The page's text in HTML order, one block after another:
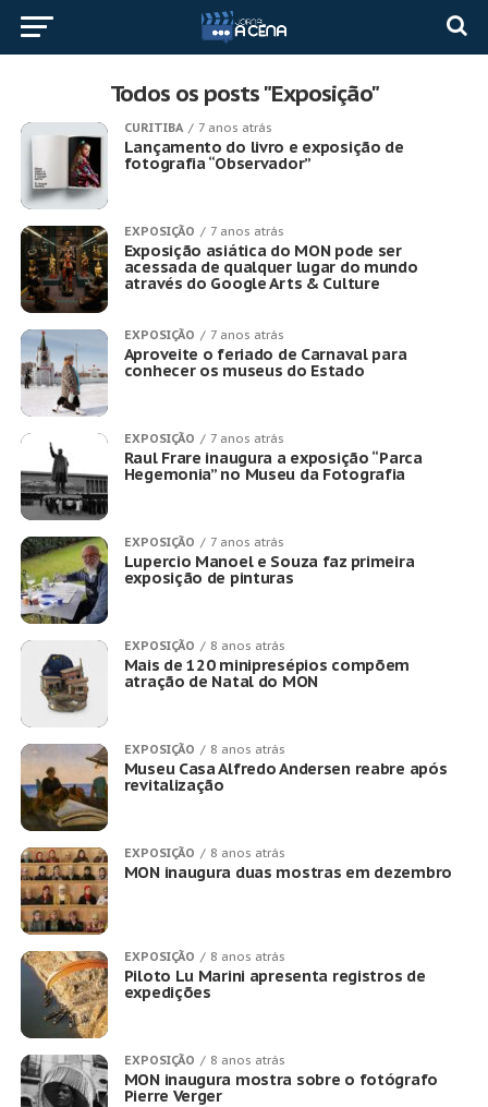
Todos os posts "Exposição"
CURITIBA 7 anos atrás
Lançamento do livro e exposição de
fotografia “Observador”
EXPOSIÇÃO 7 anos atrás
Exposição asiática do MON pode ser
acessada de qualquer lugar do mundo
através do Google Arts & Culture
EXPOSIÇÃO 7 anos atrás
Aproveite o feriado de Carnaval para
conhecer os museus do Estado
EXPOSIÇÃO 7 anos atrás
Raul Frare inaugura a exposição “Parca
Hegemonia” no Museu da Fotografia
EXPOSIÇÃO 7 anos atrás
Lupercio Manoel e Souza faz primeira
exposição de pinturas
EXPOSIÇÃO 8 anos atrás
Mais de 120 minipresépios compõem
atração de Natal do MON
EXPOSIÇÃO 8 anos atrás
Museu Casa Alfredo Andersen reabre após
revitalização
EXPOSIÇÃO 8 anos atrás
MON inaugura duas mostras em dezembro
EXPOSIÇÃO 8 anos atrás
Piloto Lu Marini apresenta registros de
expedições
EXPOSIÇÃO 8 anos atrás
MON inaugura mostra sobre o fotógrafo
Pierre Verger